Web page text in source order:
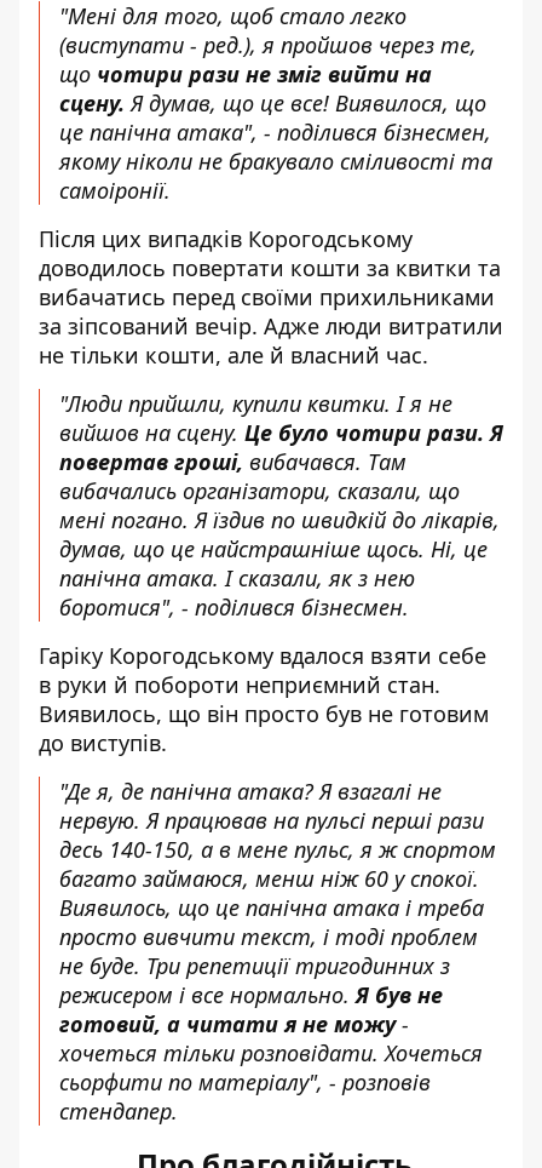
"Мені для того, щоб стало легко
(виступати - ред.), я пройшов через те,
що чотири рази не зміг вийти на
сцену. Я думав, що це все! Виявилося, що
це панічна атака", - поділився бізнесмен,
якому ніколи не бракувало сміливості та
самоіронії.
Після цих випадків Корогодському
доводилось повертати кошти за квитки та
вибачатись перед своїми прихильниками
за зіпсований вечір. Адже люди витратили
не тільки кошти, але й власний час.
"Люди прийшли, купили квитки. І я не
вийшов на сцену. Це було чотири рази. Я
повертав гроші, вибачався. Там
вибачались організатори, сказали, що
мені погано. Я їздив по швидкій до лікарів,
думав, що це найстрашніше щось. Ні, це
панічна атака. І сказали, як з нею
боротися", - поділився бізнесмен.
Гаріку Корогодському вдалося взяти себе
в руки й побороти неприємний стан.
Виявилось, що він просто був не готовим
до виступів.
"Де я, де панічна атака? Я взагалі не
нервую. Я працював на пульсі перші рази
десь 140-150, а в мене пульс, я ж спортом
багато займаюся, менш ніж 60 у спокої.
Виявилось, що це панічна атака і треба
просто вивчити текст, і тоді проблем
не буде. Три репетиції тригодинних з
режисером і все нормально.Я був не
готовий, а читати я не можу-
хочеться тільки розповідати. Хочеться
сьорфити по матеріалу", - розповів
стендапер.